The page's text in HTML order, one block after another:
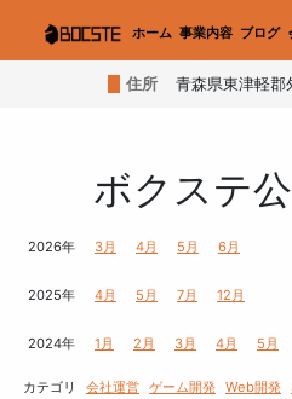
ホーム 事業内容 ブログ
住所 青森県東津軽郡
ボクステ
2026年 3月 4月 5月 6月
2025年 4月 5月 7月 12月
2024年 1月 2月 3月 4月 5月
カテゴリ 会社運営 ゲーム開発 Web開発